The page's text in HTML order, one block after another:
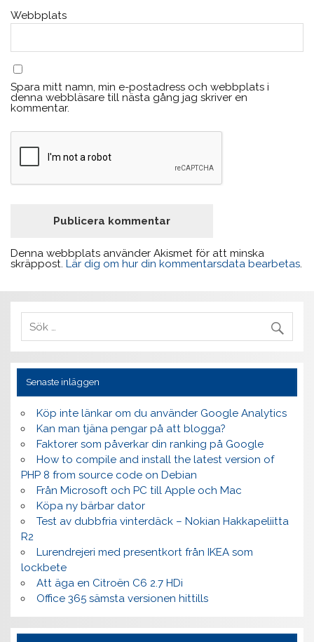
Webbplats
Spara mitt namn, min e-postadress och webbplats i
denna webbläsare till nästa gång jag skriver en
kommentar.
Denna webbplats använder Akismet för att minska
skräppost.Lär dig om hur din kommentarsdata bearbetas.
Senaste inläggen
Köp inte länkar om du använder Google Analytics
Kan man tjäna pengar på att blogga?
Faktorer som påverkar din ranking på Google
How to compile and install the latest version of
PHP 8 from source code on Debian
Från Microsoft och PC till Apple och Mac
Köpa ny bärbar dator
Test av dubbfria vinterdäck – Nokian Hakkapeliitta
R2
Lurendrejeri med presentkort från IKEA som
lockbete
Att äga en Citroën C6 2.7 HDi
Office 365 sämsta versionen hittills